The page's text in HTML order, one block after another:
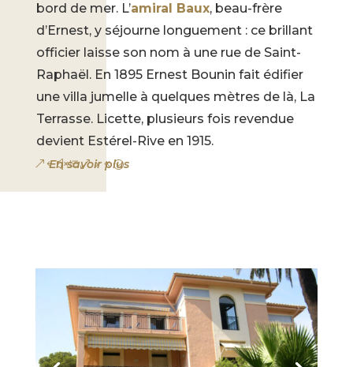
bord de mer. L’amiral Baux, beau-frère
d’Ernest, y séjourne longuement : ce brillant
officier laisse son nom à une rue de Saint-
Raphaël. En 1895 Ernest Bounin fait édifier
une villa jumelle à quelques mètres de là, La
Terrasse. Licette, plusieurs fois revendue
devient Estérel-Rive en 1915.
En savoir plus